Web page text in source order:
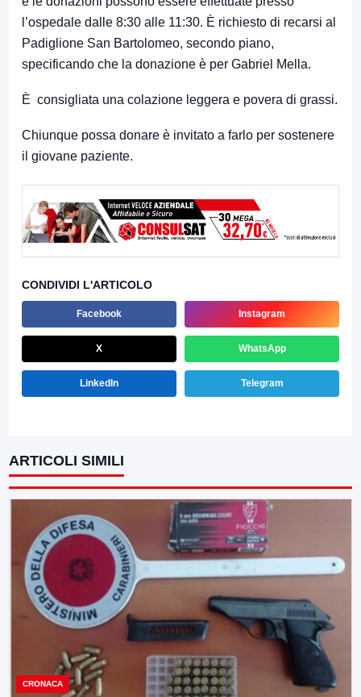
l’ospedale dalle 8:30 alle 11:30. È richiesto di recarsi al
Padiglione San Bartolomeo, secondo piano,
specificando che la donazione è per Gabriel Mella.
È consigliata una colazione leggera e povera di grassi.
Chiunque possa donare è invitato a farlo per sostenere
il giovane paziente.
CONDIVIDI L'ARTICOLO
Facebook Instagram
X WhatsApp
LinkedIn Telegram
ARTICOLI SIMILI
CRONACA